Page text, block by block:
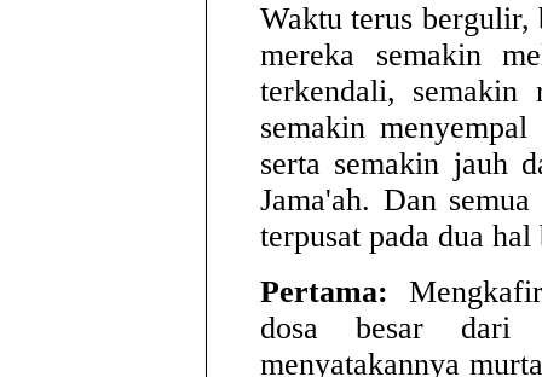
Waktu terus bergulir,
mereka semakin
terkendali, semakin
semakin
serta semakin jauh
Jama'ah. Dan
terpusat pada dua hal
Pertama:
dosa besar dari
menyatakannya